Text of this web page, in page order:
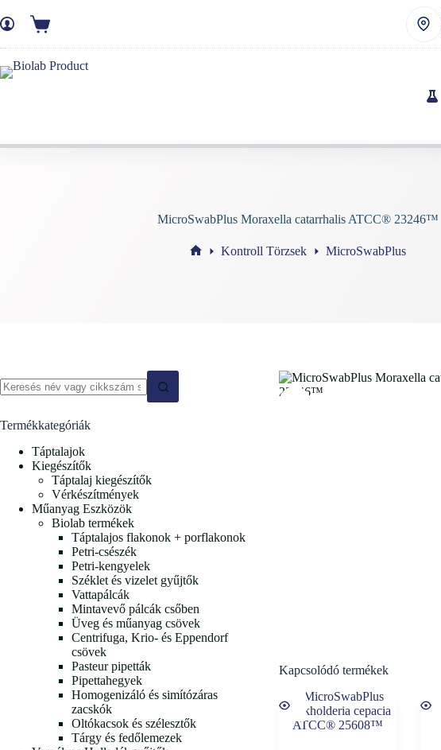
MicroSwabPlus Moraxella catarrhalis ATCC® 23246™
Kontroll Törzsek MicroSwabPlus
Kapcsolódó termékek
Termékkategóriák
Táptalajok
Kiegészítők
Táptalaj kiegészítők
Vérkészítmények
Műanyag Eszközök
Biolab termékek
Táptalajos flakonok + porflakonok
Petri-csészék
Petri-kengyelek
Széklet és vizelet gyűjtők
Vattapálcák
Mintavevő pálcák csőben
Üveg és műanyag csövek
Centrifuga, Krio- és Eppendorf
csövek
Pasteur pipetták
Pipettahegyek
Homogenizáló és simítózáras
zacskók
Oltókacsok és szélesztők
Tárgy és fedőlemezek